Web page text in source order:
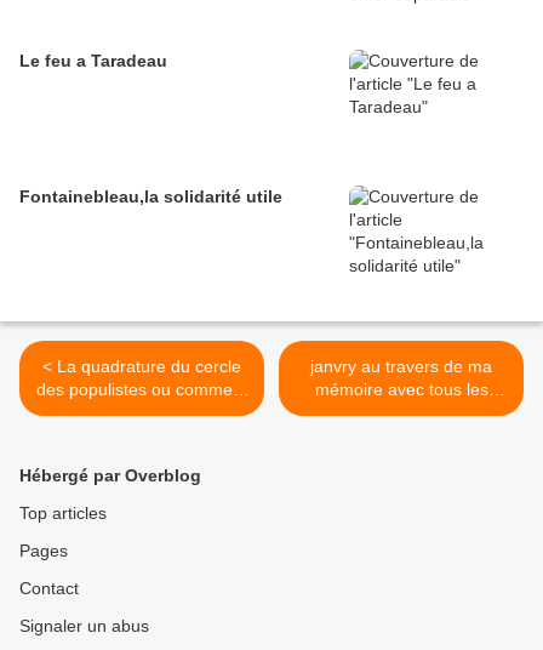
Le feu a Taradeau
Fontainebleau,la solidarité utile
< La quadrature du cercle
des populistes ou comment
bâtir un budget
janvry au travers de ma
mémoire avec tous les
défauts que cela comporte
Hébergé par Overblog
Top articles
Pages
Contact
Signaler un abus